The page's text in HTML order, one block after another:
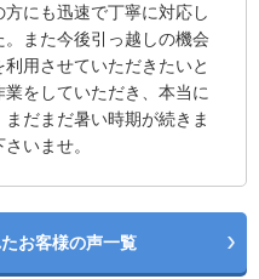
にも迅速で丁寧に対応し
また今後引っ越しの機会
用させていただきたいと
をしていただき、本当に
だまだ暑い時期が続きま
いませ。
お客様の声一覧